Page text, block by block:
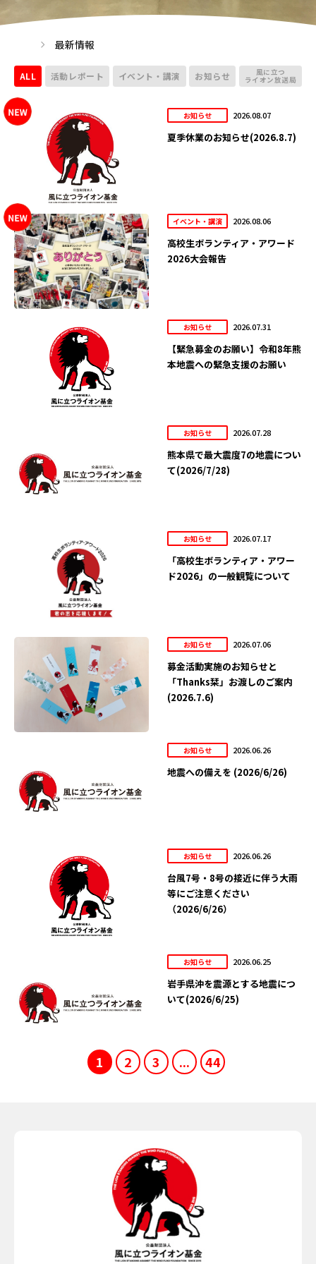
最新情報
ALL 活動レポート イベント・講演 お知らせ 風に立つ
ライオン放送局
お知らせ 2026.08.07
夏季休業のお知らせ(2026.8.7)
イベント・講演 2026.08.06
高校生ボランティア・アワード
2026大会報告
お知らせ 2026.07.31
【緊急募金のお願い】令和8年熊
本地震への緊急支援のお願い
お知らせ 2026.07.28
熊本県で最大震度7の地震につい
て(2026/7/28)
お知らせ 2026.07.17
「高校生ボランティア・アワー
ド2026」の一般観覧について
お知らせ 2026.07.06
募金活動実施のお知らせと
「Thanks栞」お渡しのご案内
(2026.7.6)
お知らせ 2026.06.26
地震への備えを (2026/6/26)
お知らせ 2026.06.26
台風7号・8号の接近に伴う大雨
等にご注意ください
（2026/6/26）
お知らせ 2026.06.25
岩手県沖を震源とする地震につ
いて(2026/6/25)
1 2 3 ... 44